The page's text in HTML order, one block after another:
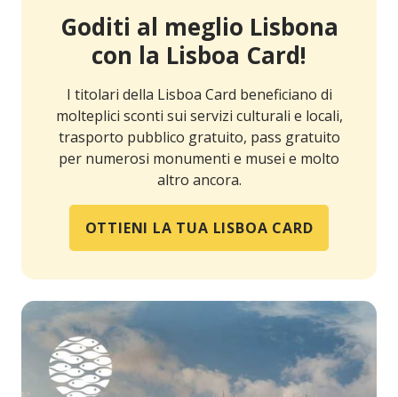
Goditi al meglio Lisbona
con la Lisboa Card!
I titolari della Lisboa Card beneficiano di
molteplici sconti sui servizi culturali e locali,
trasporto pubblico gratuito, pass gratuito
per numerosi monumenti e musei e molto
altro ancora.
OTTIENI LA TUA LISBOA CARD